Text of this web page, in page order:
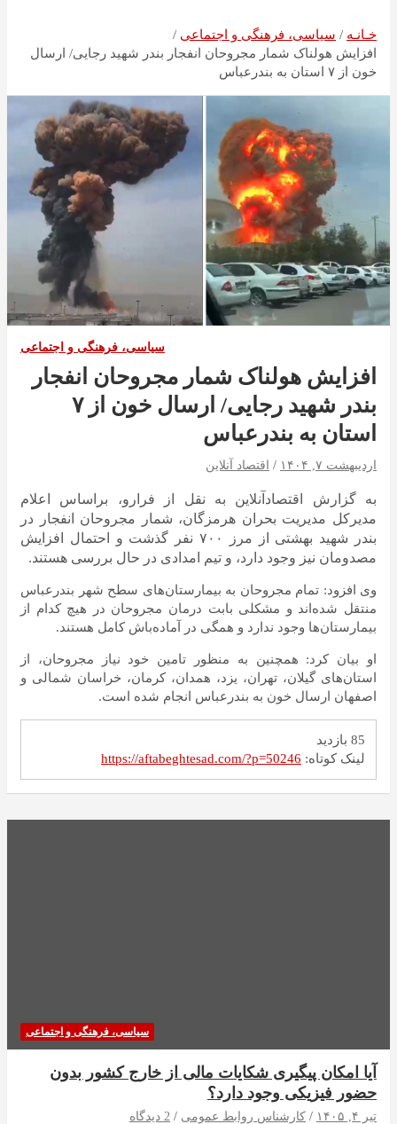
خـانـه
سیاسی، فرهنگی و اجتماعی
افزایش هولناک شمار مجروحان انفجار بندر شهید رجایی/ ارسال
خون از ۷ استان به بندرعباس
سیاسی، فرهنگی و اجتماعی
افزایش هولناک شمار مجروحان انفجار
بندر شهید رجایی/ ارسال خون از ۷
استان به بندرعباس
اردیبهشت ۷, ۱۴۰۴ اقتصاد آنلاین
به گزارش اقتصادآنلاین به نقل از فرارو، براساس اعلام
مدیرکل مدیریت بحران هرمزگان، شمار مجروحان انفجار در
بندر شهید بهشتی از مرز ۷۰۰ نفر گذشت و احتمال افزایش
مصدومان نیز وجود دارد، و تیم امدادی در حال بررسی هستند.
وی افزود: تمام مجروحان به بیمارستان‌های سطح شهر بندرعباس
منتقل شده‌اند و مشکلی بابت درمان مجروحان در هیچ کدام از
بیمارستان‌ها وجود ندارد و همگی در آماده‌باش کامل هستند.
او بیان کرد: همچنین به منظور تامین خود نیاز مجروحان، از
استان‌های گیلان، تهران، یزد، همدان، کرمان، خراسان شمالی و
اصفهان ارسال خون به بندر‌عباس انجام شده است.
85 بازدید
لینک کوتاه: https://aftabeghtesad.com/?p=50246
سیاسی، فرهنگی و اجتماعی
آیا امکان پیگیری شکایات مالی از خارج کشور بدون
حضور فیزیکی وجود دارد؟
تیر ۴, ۱۴۰۵ کارشناس روابط عمومی 2 دیدگاه